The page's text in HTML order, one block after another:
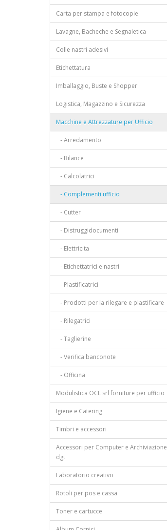
Carta per stampa e fotocopie
Lavagne, Bacheche e Segnaletica
Colle nastri adesivi
Etichettatura
Imballaggio, Buste e Shopper
Logistica, Magazzino e Sicurezza
Macchine e Attrezzature per Ufficio
- Arredamento
- Bilance
- Calcolatrici
- Complementi ufficio
- Cutter
- Distruggidocumenti
- Elettricita
- Etichettatrici e nastri
- Plastificatrici
- Prodotti per la rilegare e plastificare
- Rilegatrici
- Taglierine
- Verifica banconote
- Officina
Modulistica OCL srl forniture per ufficio
Igiene e Catering
Timbri e accessori
Accessori per Computer e Archiviazione
dgt
Laboratorio creativo
Rotoli per pos e cassa
Toner e cartucce